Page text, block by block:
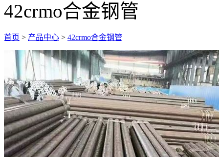
42crmo合金钢管
首页 > 产品中心 > 42crmo合金钢管